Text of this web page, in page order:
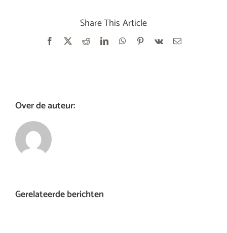
Share This Article
Facebook RedditLinkedInWhatsApp
Pinterest
Vk
E-
Over de auteur:
Gerelateerde berichten